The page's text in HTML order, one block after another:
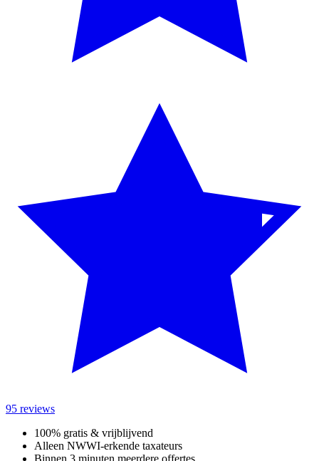
95 reviews
100% gratis & vrijblijvend
Alleen NWWI-erkende taxateurs
Binnen 3 minuten meerdere offertes